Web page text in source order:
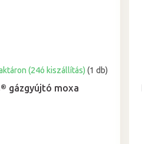
gázgyújtó moxa
(24ó kiszállítás) (1 db)